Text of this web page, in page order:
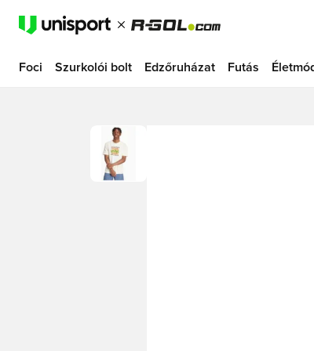
Foci Szurkolói bolt Edzőruházat Futás